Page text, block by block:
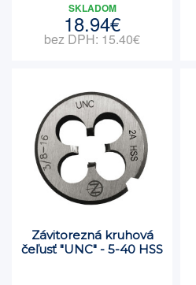
SKLADOM
18.94€
bez DPH: 15.40€
Závitorezná kruhová
čeľusť "UNC" - 5-40 HSS